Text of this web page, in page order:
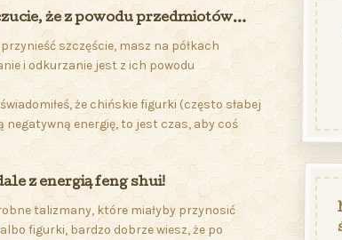
że z powodu przedmiotów…
szczęście, masz na półkach
i odkurzanie jest z ich powodu
że chińskie figurki (często słabej
energię, to jest czas, aby coś
z energią feng shui!
talizmany, które miałyby przynosić
figurki, bardzo dobrze wiesz, że po